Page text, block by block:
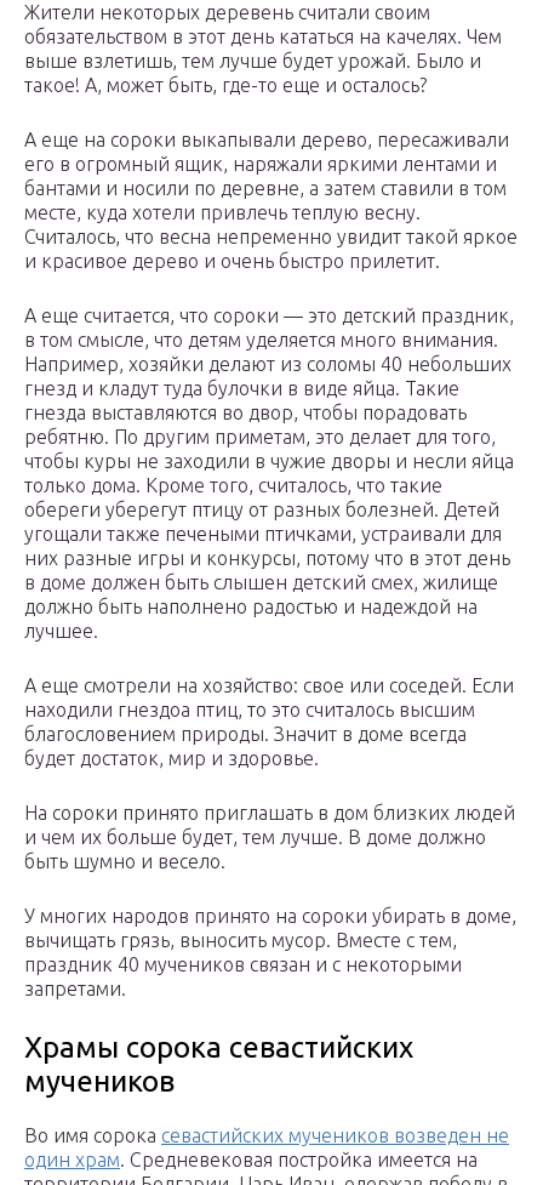
Жители некоторых деревень считали своим
обязательством в этот день кататься на качелях. Чем
выше взлетишь, тем лучше будет урожай. Было и
такое! А, может быть, где-то еще и осталось?
А еще на сороки выкапывали дерево, пересаживали
его в огромный ящик, наряжали яркими лентами и
бантами и носили по деревне, а затем ставили в том
месте, куда хотели привлечь теплую весну.
Считалось, что весна непременно увидит такой яркое
и красивое дерево и очень быстро прилетит.
А еще считается, что сороки — это детский праздник,
в том смысле, что детям уделяется много внимания.
Например, хозяйки делают из соломы 40 небольших
гнезд и кладут туда булочки в виде яйца. Такие
гнезда выставляются во двор, чтобы порадовать
ребятню. По другим приметам, это делает для того,
чтобы куры не заходили в чужие дворы и несли яйца
только дома. Кроме того, считалось, что такие
обереги уберегут птицу от разных болезней. Детей
угощали также печеными птичками, устраивали для
них разные игры и конкурсы, потому что в этот день
в доме должен быть слышен детский смех, жилище
должно быть наполнено радостью и надеждой на
лучшее.
А еще смотрели на хозяйство: свое или соседей. Если
находили гнездоа птиц, то это считалось высшим
благословением природы. Значит в доме всегда
будет достаток, мир и здоровье.
На сороки принято приглашать в дом близких людей
и чем их больше будет, тем лучше. В доме должно
быть шумно и весело.
У многих народов принято на сороки убирать в доме,
вычищать грязь, выносить мусор. Вместе с тем,
праздник 40 мучеников связан и с некоторыми
запретами.
Храмы сорока севастийских
мучеников
Во имя сорока севастийских мучеников возведен не
один храм. Средневековая постройка имеется на